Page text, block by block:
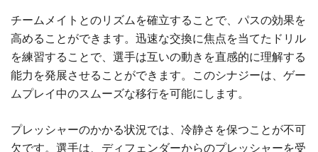
チームメイトとのリズムを確立することで、パスの効果を
高めることができます。迅速な交換に焦点を当てたドリル
を練習することで、選手は互いの動きを直感的に理解する
能力を発展させることができます。このシナジーは、ゲー
ムプレイ中のスムーズな移行を可能にします。
プレッシャーのかかる状況では、冷静さを保つことが不可
欠です。選手は、ディフェンダーからのプレッシャーを受